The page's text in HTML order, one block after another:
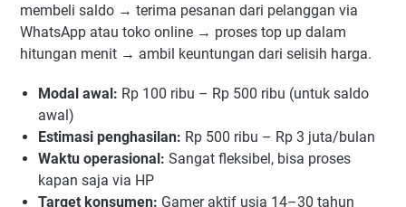
membeli saldo → terima pesanan dari pelanggan via
WhatsApp atau toko online → proses top up dalam
hitungan menit → ambil keuntungan dari selisih harga.
Modal awal: Rp 100 ribu – Rp 500 ribu (untuk saldo
awal)
Estimasi penghasilan: Rp 500 ribu – Rp 3 juta/bulan
Waktu operasional: Sangat fleksibel, bisa proses
kapan saja via HP
Target konsumen: Gamer aktif usia 14–30 tahun